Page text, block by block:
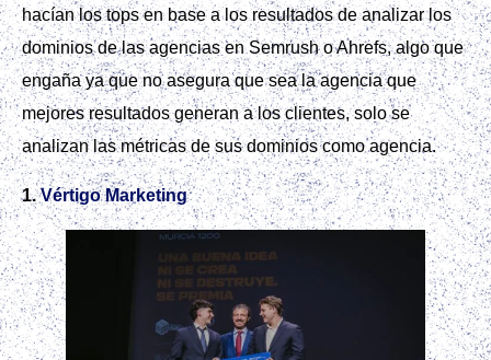
hacían los tops en base a los resultados de analizar los
dominios de las agencias en Semrush o Ahrefs, algo que
engaña ya que no asegura que sea la agencia que
mejores resultados generan a los clientes, solo se
analizan las métricas de sus dominios como agencia.
1.Vértigo Marketing